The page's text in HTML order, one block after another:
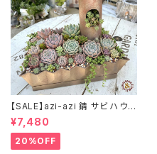
【SALE】azi-azi 錆 サビ ハウス
プランター スクエア 訳あり 特
価 送料無料
¥7,480
20%OFF